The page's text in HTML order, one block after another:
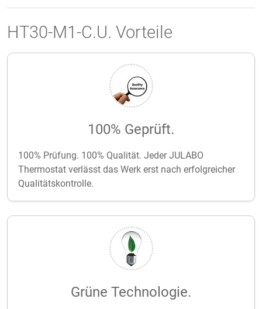
HT30-M1-C.U. Vorteile
100% Geprüft.
100% Prüfung. 100% Qualität. Jeder JULABO
Thermostat verlässt das Werk erst nach erfolgreicher
Qualitätskontrolle.
Grüne Technologie.